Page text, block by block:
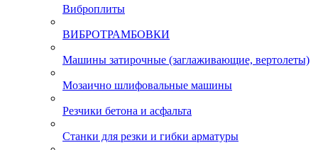
Виброплиты
ВИБРОТРАМБОВКИ
Машины затирочные (заглаживающие, вертолеты)
Мозаично шлифовальные машины
Резчики бетона и асфальта
Станки для резки и гибки арматуры